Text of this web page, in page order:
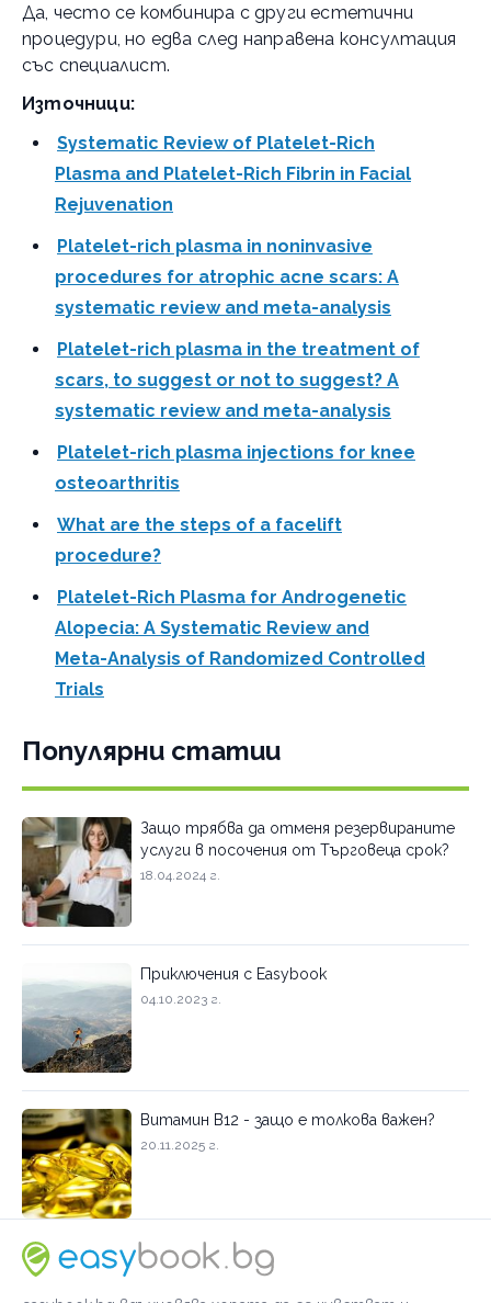
Да, често се комбинира с други естетични
процедури, но едва след направена консултация
със специалист.
Източници:
Systematic Review of Platelet-Rich
Plasma and Platelet-Rich Fibrin in Facial
Rejuvenation
Platelet-rich plasma in noninvasive
procedures for atrophic acne scars: A
systematic review and meta-analysis
Platelet-rich plasma in the treatment of
scars, to suggest or not to suggest? A
systematic review and meta-analysis
Platelet-rich plasma injections for knee
osteoarthritis
What are the steps of a facelift
procedure?
Platelet-Rich Plasma for Androgenetic
Alopecia: A Systematic Review and
Meta-Analysis of Randomized Controlled
Trials
Популярни статии
Защо трябва да отменя резервираните
услуги в посочения от Търговеца срок?
18.04.2024 г.
Приключения с Easybook
04.10.2023 г.
Витамин B12 - защо е толкова важен?
20.11.2025 г.